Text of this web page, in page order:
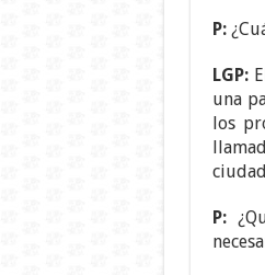
P:
LGP:
una
los
P: